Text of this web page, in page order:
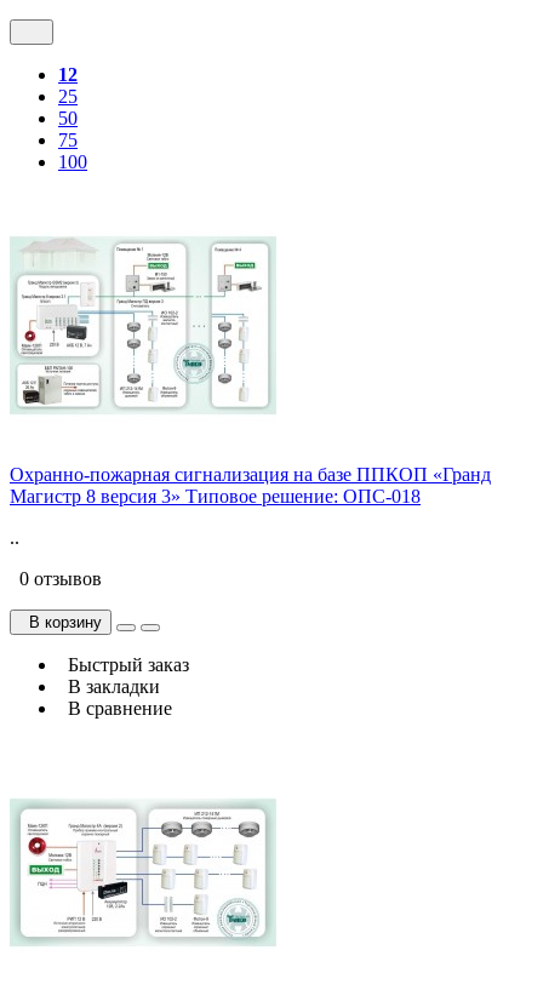
12
25
50
75
100
Охранно-пожарная сигнализация на базе ППКОП «Гранд
Магистр 8 версия 3» Типовое решение: ОПС-018
..
0 отзывов
В корзину
Быстрый заказ
В закладки
В сравнение